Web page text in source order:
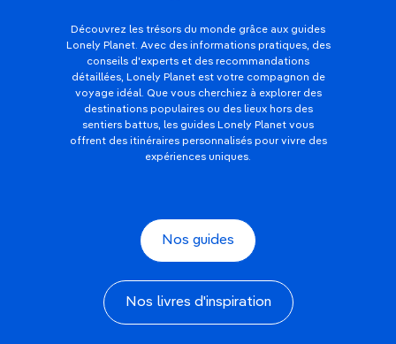
Découvrez les trésors du monde grâce aux guides
Lonely Planet. Avec des informations pratiques, des
conseils d'experts et des recommandations
détaillées, Lonely Planet est votre compagnon de
voyage idéal. Que vous cherchiez à explorer des
destinations populaires ou des lieux hors des
sentiers battus, les guides Lonely Planet vous
offrent des itinéraires personnalisés pour vivre des
expériences uniques.
Nos guides
Nos livres d'inspiration